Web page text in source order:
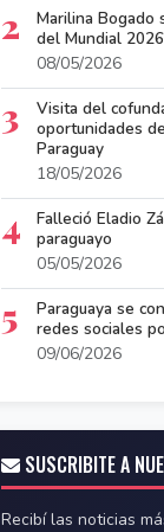
2
Marilina Bogado
del Mundial 2026
08/05/2026
3
Visita del
oportunidades
Paraguay
18/05/2026
4
Falleció Eladio
paraguayo
05/05/2026
5
Paraguaya se
redes sociales
09/06/2026
SUSCRIBITE A
Recibí las noticias